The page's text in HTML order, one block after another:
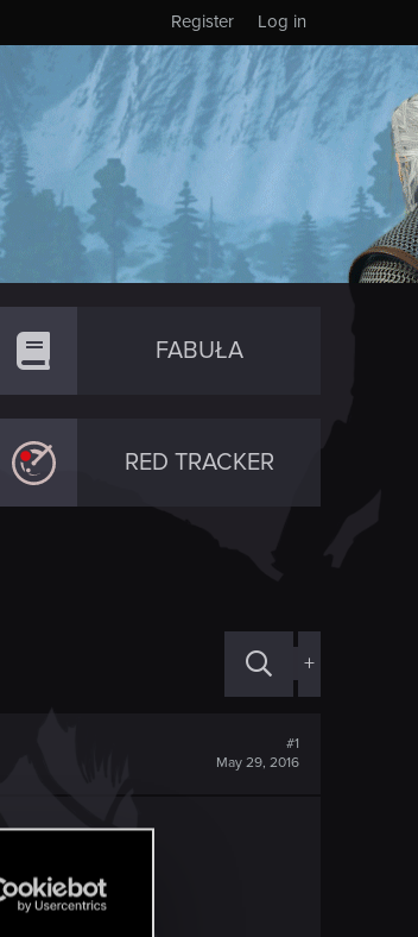
Log in
Register
FABUŁA
RED TRACKER
+
#1
May 29, 2016